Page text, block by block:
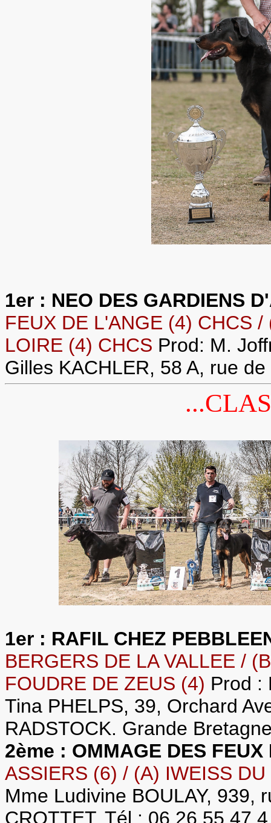
1er : NEO DES GARDIENS
FEUX DE L'ANGE (4) CHCS
LOIRE (4) CHCS Prod: M.
Gilles KACHLER, 58 A, rue
1er : RAFIL CHEZ
BERGERS DE LA VALLEE /
FOUDRE DE ZEUS (4) Prod :
Tina PHELPS, 39, Orchard
RADSTOCK. Grande
2ème : OMMAGE DES FEUX
ASSIERS (6) / (A) IWEISS
Mme Ludivine BOULAY, 939,
CROTTET. Tél : 06.26.55.47.4